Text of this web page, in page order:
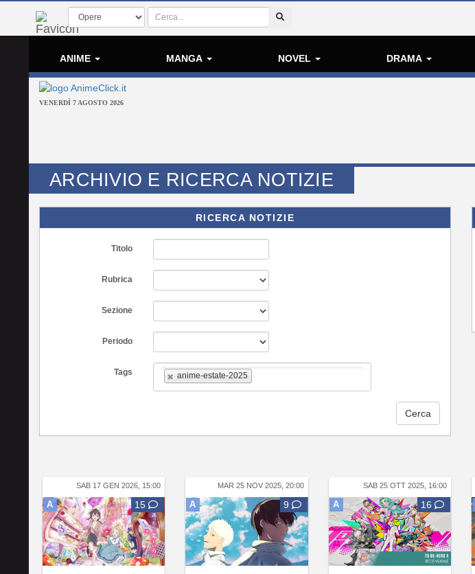
ANIME MANGA NOVEL DRAMA
VENERDÌ 7 AGOSTO 2026
ARCHIVIO E RICERCA NOTIZIE
RICERCA NOTIZIE
Titolo
Rubrica
Sezione
Periodo
Tags anime-estate-2025
Cerca
SAB 17 GEN 2026, 15:00
A 15
MAR 25 NOV 2025, 20:00
A 9
SAB 25 OTT 2025, 16:00
A 16